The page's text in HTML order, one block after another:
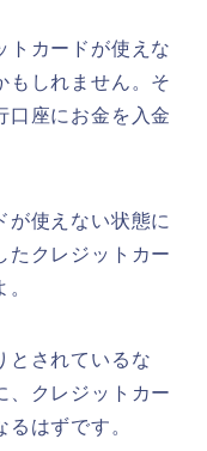
トカードが使えな
もしれません。そ
口座にお金を入金
が使えない状態に
たクレジットカー
とされているな
、クレジットカー
はずです。